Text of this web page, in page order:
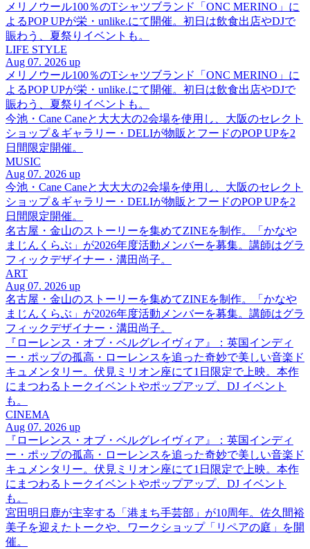
メリノウール100％のTシャツブランド「ONC MERINO」に
よるPOP UPが栄・unlike.にて開催。初日は飲食出店やDJで
賑わう、夏祭りイベントも。
LIFE STYLE
Aug 07. 2026 up
メリノウール100％のTシャツブランド「ONC MERINO」に
よるPOP UPが栄・unlike.にて開催。初日は飲食出店やDJで
賑わう、夏祭りイベントも。
今池・Cane Caneと大大大の2会場を使用し、大阪のセレクト
ショップ＆ギャラリー・DELIが物販とフードのPOP UPを2
日間限定開催。
MUSIC
Aug 07. 2026 up
今池・Cane Caneと大大大の2会場を使用し、大阪のセレクト
ショップ＆ギャラリー・DELIが物販とフードのPOP UPを2
日間限定開催。
名古屋・金山のストーリーを集めてZINEを制作。「かなや
まじんくらぶ」が2026年度活動メンバーを募集。講師はグラ
フィックデザイナー・溝田尚子。
ART
Aug 07. 2026 up
名古屋・金山のストーリーを集めてZINEを制作。「かなや
まじんくらぶ」が2026年度活動メンバーを募集。講師はグラ
フィックデザイナー・溝田尚子。
『ローレンス・オブ・ベルグレイヴィア』：英国インディ
ー・ポップの孤高・ローレンスを追った奇妙で美しい音楽ド
キュメンタリー。伏見ミリオン座にて1日限定で上映。本作
にまつわるトークイベントやポップアップ、DJ イベント
も。
CINEMA
Aug 07. 2026 up
『ローレンス・オブ・ベルグレイヴィア』：英国インディ
ー・ポップの孤高・ローレンスを追った奇妙で美しい音楽ド
キュメンタリー。伏見ミリオン座にて1日限定で上映。本作
にまつわるトークイベントやポップアップ、DJ イベント
も。
宮田明日鹿が主宰する「港まち手芸部」が10周年。佐久間裕
美子を迎えたトークや、ワークショップ「リペアの庭」を開
催。